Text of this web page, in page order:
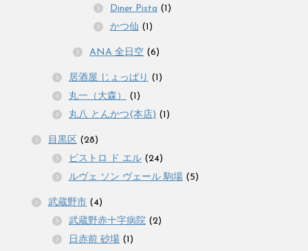
Diner Pista (1)
かつ仙 (1)
ANA 全日空 (6)
居酒屋 じょっぱり (1)
丸一（大森）
(1)
丸八 とんかつ(本店) (1)
目黒区 (28)
ビストロ ド エル (24)
ルヴェ ソン ヴェール 駒場 (5)
武蔵野市 (4)
武蔵野赤十字病院 (2)
日赤前 砂場 (1)